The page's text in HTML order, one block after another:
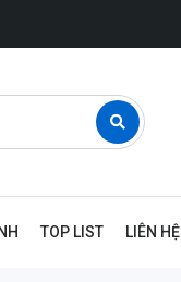
TOP LIST LIÊN HỆ